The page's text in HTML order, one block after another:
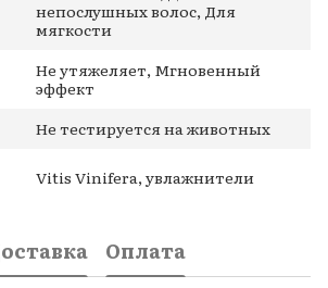
непослушных волос, Для
мягкости
Не утяжеляет, Мгновенный
эффект
Не тестируется на животных
Vitis Vinifera, увлажнители
Оплата